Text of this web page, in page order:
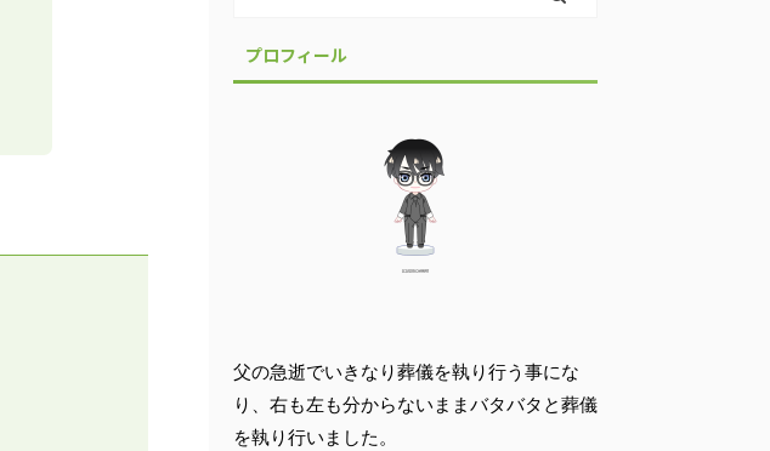
プロフィール
父の急逝でいきなり葬儀を執り行う事にな
り、右も左も分からないままバタバタと葬儀
を執り行いました。